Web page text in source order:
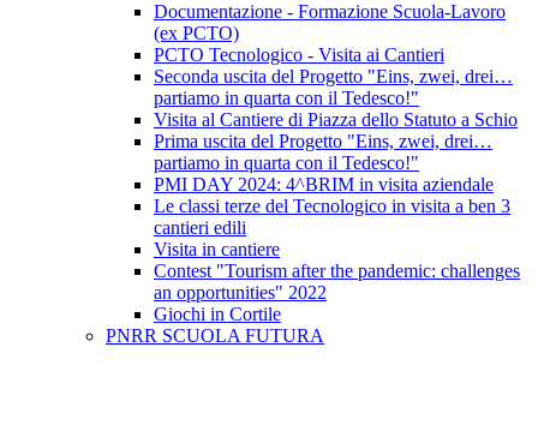
Documentazione - Formazione Scuola-Lavoro
(ex PCTO)
PCTO Tecnologico - Visita ai Cantieri
Seconda uscita del Progetto "Eins, zwei, drei…
partiamo in quarta con il Tedesco!"
Visita al Cantiere di Piazza dello Statuto a Schio
Prima uscita del Progetto "Eins, zwei, drei…
partiamo in quarta con il Tedesco!"
PMI DAY 2024: 4^BRIM in visita aziendale
Le classi terze del Tecnologico in visita a ben 3
cantieri edili
Visita in cantiere
Contest "Tourism after the pandemic: challenges
an opportunities" 2022
Giochi in Cortile
PNRR SCUOLA FUTURA